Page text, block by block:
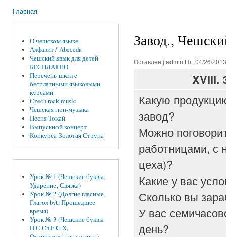
Главная
О чешском языке
Алфавит / Abeceda
Чешский язык для детей
БЕСПЛАТНО
Перечень школ c
бесплатными языковыми
курсами
Czech rock music
Чешская поп-музыка
Песня Токай
Выпускной концерт
Конкурса Золотая Струна
Урок № 1 (Чешские буквы,
Ударение, Связка)
Урок № 2 (Долгие гласные,
Глагол být, Прошедшее
время)
Урок № 3 (Чешские буквы
H С Ch F G X,
Завод.,
Оставлен j.admin Пт, 04/26/
XVIII.
Какую
завод?
Можно
работницами, с
цеха)?
Какие у вас
Сколько вы
У вас
день?